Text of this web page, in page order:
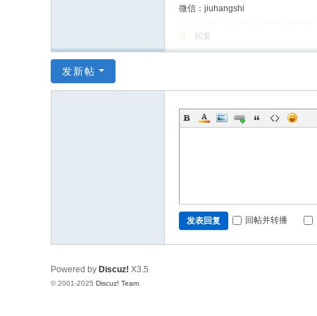
微信：jiuhangshi
回复
发新帖
发表回复 回帖并转播
Powered by Discuz! X3.5
© 2001-2025 Discuz! Team